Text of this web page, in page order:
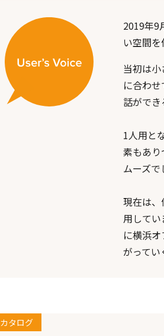
2019年9
い空間を
当初は
に合わ
話がで
1人用と
素もあ
ムーズで
現在は
用して
に横浜
がってい
タログ